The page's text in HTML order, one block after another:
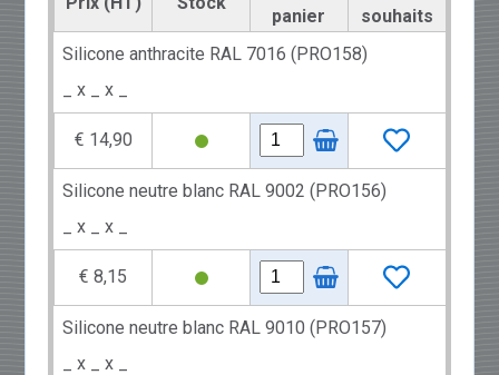
panier
souhaits
Silicone anthracite RAL 7016 (PRO158)
_ x _ x _
€ 14,90
Silicone neutre blanc RAL 9002 (PRO156)
_ x _ x _
€ 8,15
Silicone neutre blanc RAL 9010 (PRO157)
_ x _ x _